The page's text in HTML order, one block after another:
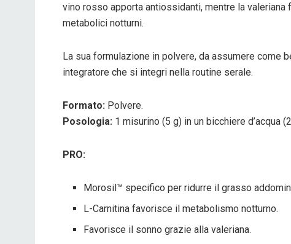
vino rosso apporta antiossidanti, mentre la
metabolici notturni.
La sua formulazione in polvere, da assumere come
integratore che si integri nella routine serale.
Formato: Polvere.
Posologia: 1 misurino (5 g) in un bicchiere d’acqua
PRO:
Morosil™ specifico per ridurre il grasso
L-Carnitina favorisce il metabolismo notturno.
Favorisce il sonno grazie alla valeriana.